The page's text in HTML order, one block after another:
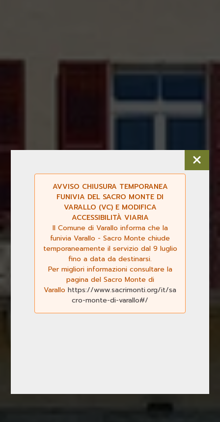
AVVISO CHIUSURA TEMPORANEA
FUNIVIA DEL SACRO MONTE DI
VARALLO (VC) E MODIFICA
ACCESSIBILITÀ VIARIA
Il Comune di Varallo informa che la
funivia Varallo - Sacro Monte chiude
temporaneamente il servizio dal 9 luglio
fino a data da destinarsi.
Per migliori informazioni consultare la
pagina del Sacro Monte di
Varallo https://www.sacrimonti.org/it/sa
cro-monte-di-varallo#/